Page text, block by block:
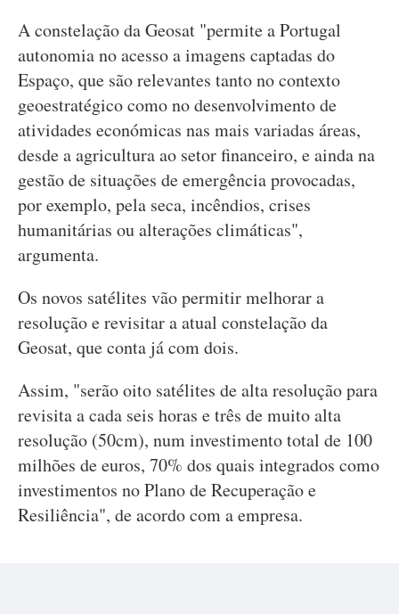
A constelação da Geosat "permite a Portugal
autonomia no acesso a imagens captadas do
Espaço, que são relevantes tanto no contexto
geoestratégico como no desenvolvimento de
atividades económicas nas mais variadas áreas,
desde a agricultura ao setor financeiro, e ainda na
gestão de situações de emergência provocadas,
por exemplo, pela seca, incêndios, crises
humanitárias ou alterações climáticas",
argumenta.
Os novos satélites vão permitir melhorar a
resolução e revisitar a atual constelação da
Geosat, que conta já com dois.
Assim, "serão oito satélites de alta resolução para
revisita a cada seis horas e três de muito alta
resolução (50cm), num investimento total de 100
milhões de euros, 70% dos quais integrados como
investimentos no Plano de Recuperação e
Resiliência", de acordo com a empresa.